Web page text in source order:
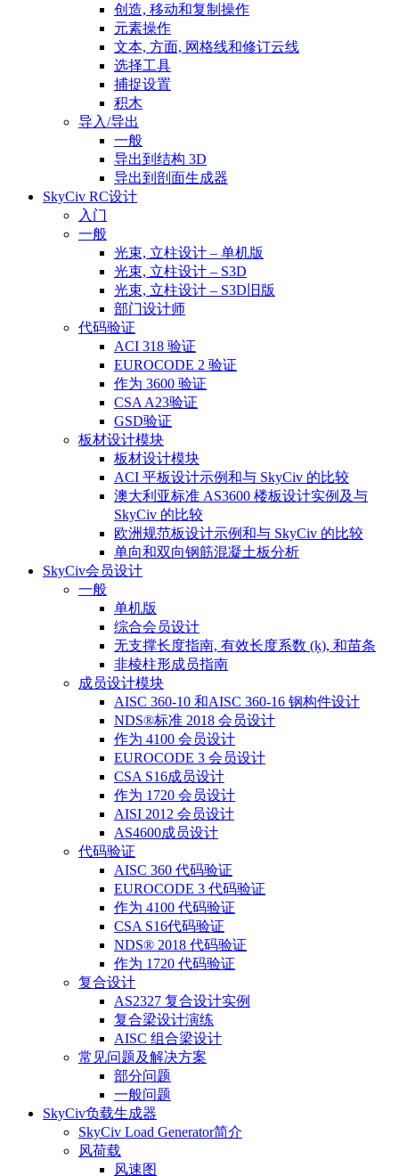
创造, 移动和复制操作
元素操作
文本, 方面, 网格线和修订云线
选择工具
捕捉设置
积木
导入/导出
一般
导出到结构 3D
导出到剖面生成器
SkyCiv RC设计
入门
一般
光束, 立柱设计 – 单机版
光束, 立柱设计 – S3D
光束, 立柱设计 – S3D旧版
部门设计师
代码验证
ACI 318 验证
EUROCODE 2 验证
作为 3600 验证
CSA A23验证
GSD验证
板材设计模块
板材设计模块
ACI 平板设计示例和与 SkyCiv 的比较
澳大利亚标准 AS3600 楼板设计实例及与
SkyCiv 的比较
欧洲规范板设计示例和与 SkyCiv 的比较
单向和双向钢筋混凝土板分析
SkyCiv会员设计
一般
单机版
综合会员设计
无支撑长度指南, 有效长度系数 (ķ), 和苗条
非棱柱形成员指南
成员设计模块
AISC 360-10 和AISC 360-16 钢构件设计
NDS®标准 2018 会员设计
作为 4100 会员设计
EUROCODE 3 会员设计
CSA S16成员设计
作为 1720 会员设计
AISI 2012 会员设计
AS4600成员设计
代码验证
AISC 360 代码验证
EUROCODE 3 代码验证
作为 4100 代码验证
CSA S16代码验证
NDS® 2018 代码验证
作为 1720 代码验证
复合设计
AS2327 复合设计实例
复合梁设计演练
AISC 组合梁设计
常见问题及解决方案
部分问题
一般问题
SkyCiv负载生成器
SkyCiv Load Generator简介
风荷载
风速图